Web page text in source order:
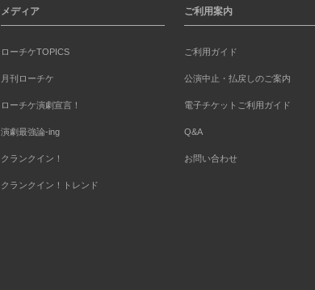
メディア
ローチケTOPICS
月刊ローチケ
ローチケ演劇宣言！
演劇最強論-ing
クランクイン！
クランクイン！トレンド
ご利用案内
ご利用ガイド
公演中止・払戻しのご案内
電子チケットご利用ガイド
Q&A
お問い合わせ